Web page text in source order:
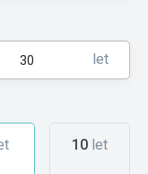
let
10 let